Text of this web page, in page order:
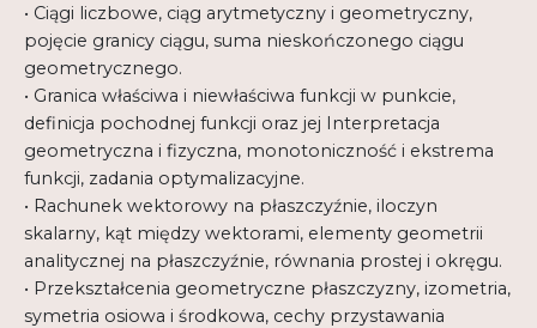
• Ciągi liczbowe, ciąg arytmetyczny i geometryczny,
pojęcie granicy ciągu, suma nieskończonego ciągu
geometrycznego.
• Granica właściwa i niewłaściwa funkcji w punkcie,
definicja pochodnej funkcji oraz jej Interpretacja
geometryczna i fizyczna, monotoniczność i ekstrema
funkcji, zadania optymalizacyjne.
• Rachunek wektorowy na płaszczyźnie, iloczyn
skalarny, kąt między wektorami, elementy geometrii
analitycznej na płaszczyźnie, równania prostej i okręgu.
• Przekształcenia geometryczne płaszczyzny, izometria,
symetria osiowa i środkowa, cechy przystawania